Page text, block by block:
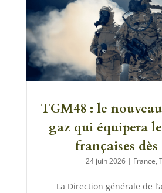
TGM48 : le
gaz qui équipera
françaises dès
24 juin 2026| France,
La Direction générale de